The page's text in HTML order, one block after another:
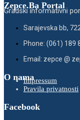
Zepce.Ba Portal
Gradski informativni
Sarajevska bb,
Phone: (061) 189
Email: zepce @
O namaImpressum
Pravila privatnosti
Facebook